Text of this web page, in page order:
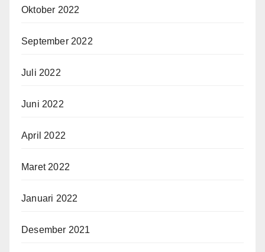
Oktober 2022
September 2022
Juli 2022
Juni 2022
April 2022
Maret 2022
Januari 2022
Desember 2021